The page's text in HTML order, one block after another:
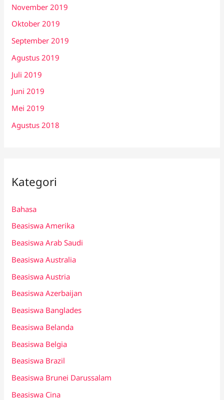
November 2019
Oktober 2019
September 2019
Agustus 2019
Juli 2019
Juni 2019
Mei 2019
Agustus 2018
Kategori
Bahasa
Beasiswa Amerika
Beasiswa Arab Saudi
Beasiswa Australia
Beasiswa Austria
Beasiswa Azerbaijan
Beasiswa Banglades
Beasiswa Belanda
Beasiswa Belgia
Beasiswa Brazil
Beasiswa Brunei Darussalam
Beasiswa Cina